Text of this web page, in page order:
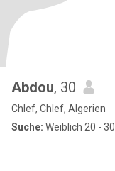
Abdou, 30
Chlef, Chlef, Algerien
Suche: Weiblich 20 - 30